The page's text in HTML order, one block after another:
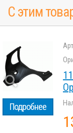
С этим
Подробнее